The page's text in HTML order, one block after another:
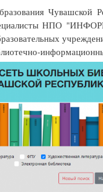
Чувашской
НПО